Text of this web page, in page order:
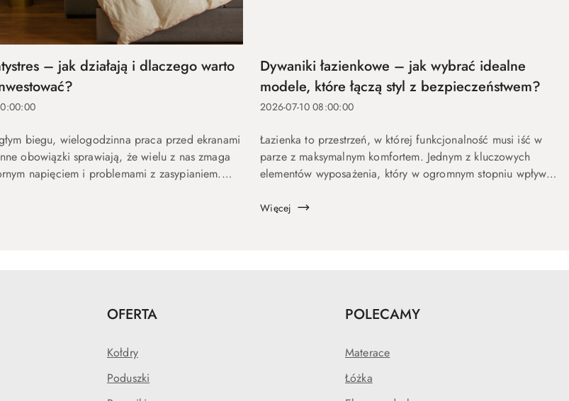
– jak działają i dlaczego warto
biegu, wielogodzinna praca przed ekranami
obowiązki sprawiają, że wielu z nas zmaga
napięciem i problemami z zasypianiem.
z boku na bok i natłok my...
Dywaniki łazienkowe – jak wybrać idealne
modele, które łączą styl z bezpieczeństwem?
2026-07-10 08:00:00
Łazienka to przestrzeń, w której funkcjonalność musi iść w
parze z maksymalnym komfortem. Jednym z kluczowych
elementów wyposażenia, który w ogromnym stopniu wpływa
rozgrzaną...
Więcej
OFERTA
Kołdry
Poduszki
POLECAMY
Materace
Łóżka